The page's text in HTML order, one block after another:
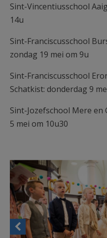
Sint-Vincentiusschool
14u
Sint-Franciscusschool
zondag 19 mei om 9u
Sint-Franciscusschool
Schatkist: donderdag 9
Sint-Jozefschool Mere en
5 mei om 10u30